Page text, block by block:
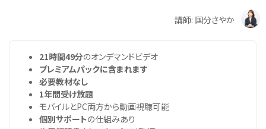
講師: 国分さやか
21時間49分のオンデマンドビデオ
プレミアムパックに含まれます
必要教材なし
1年間受け放題
モバイルとPC両方から動画視聴可能
個別サポートの仕組みあり